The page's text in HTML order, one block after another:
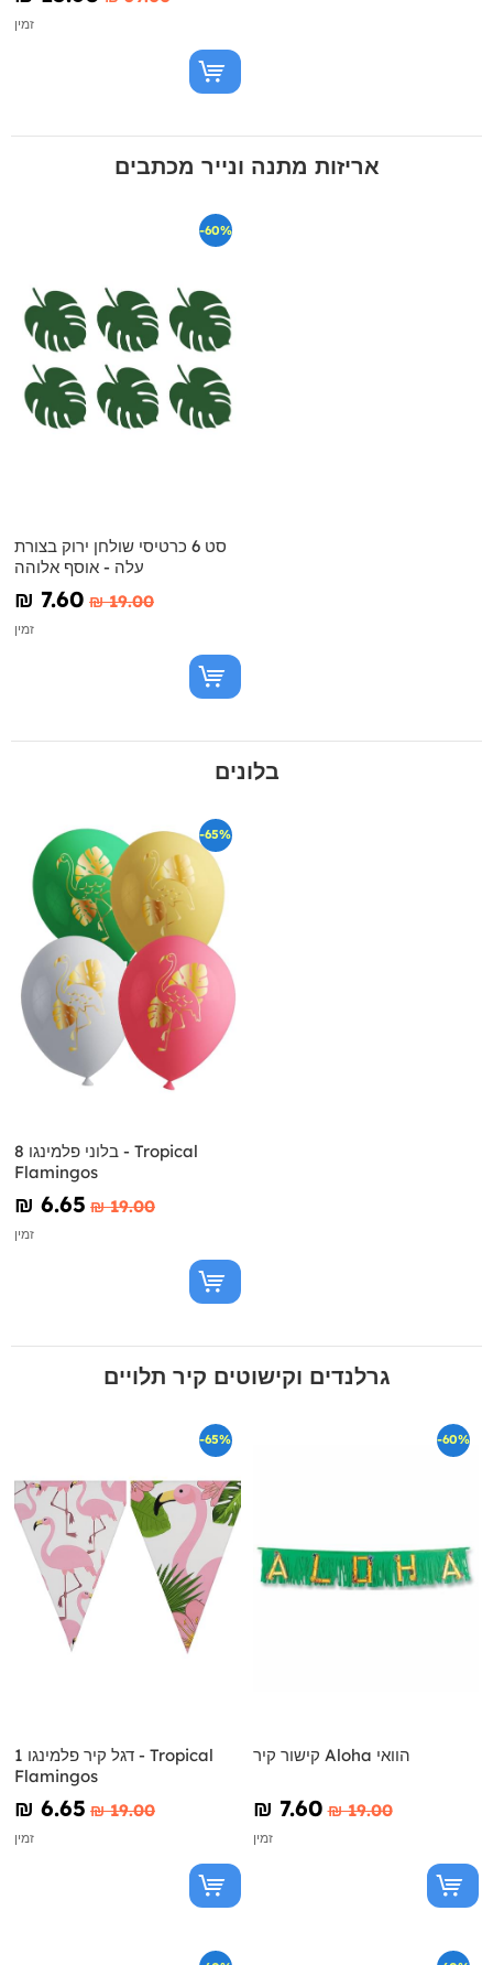
זמין
אריזות מתנה ונייר מכתבים
-60%
סט 6 כרטיסי שולחן ירוק בצורת
עלה - אוסף אלוהה
₪‎ 7.60 ₪‎ 19.00
זמין
בלונים
-65%
8 בלוני פלמינגו - Tropical
Flamingos
₪‎ 6.65 ₪‎ 19.00
זמין
גרלנדים וקישוטים קיר תלויים
-65%
1 דגל קיר פלמינגו - Tropical
Flamingos
₪‎ 6.65 ₪‎ 19.00
זמין
-60%
קישור קיר Aloha הוואי
₪‎ 7.60 ₪‎ 19.00
זמין